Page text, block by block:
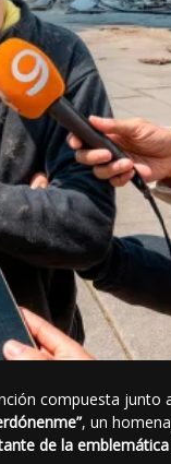
compuesta junto
, un
de la